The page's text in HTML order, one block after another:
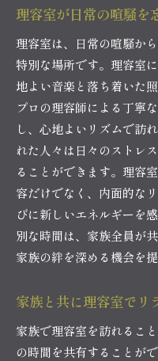
理容室が日常の喧騒を
理容室は、日常の喧騒か
特別な場所です。理容室
地よい音楽と落ち着いた
プロの理容師による丁寧
し、心地よいリズムで訪
れた人々は日々のストレ
ることができます。理容
容だけでなく、内面的な
びに新しいエネルギーを
別な時間は、家族全員が
家族の絆を深める機会を提
家族と共に理容室でリ
家族で理容室を訪れるこ
の時間を共有することが